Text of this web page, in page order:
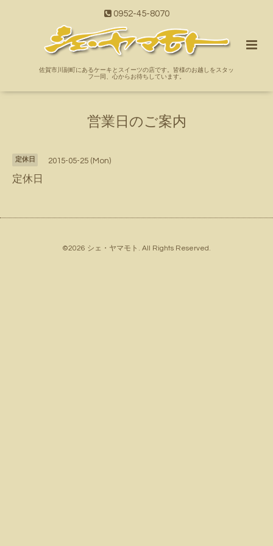
0952-45-8070
佐賀市川副町にあるケーキとスイーツの店です。皆様のお越しをスタッ
フ一同、心からお待ちしています。
営業日のご案内
定休日 2015-05-25 (Mon)
定休日
©2026 シェ・ヤマモト . All Rights Reserved.